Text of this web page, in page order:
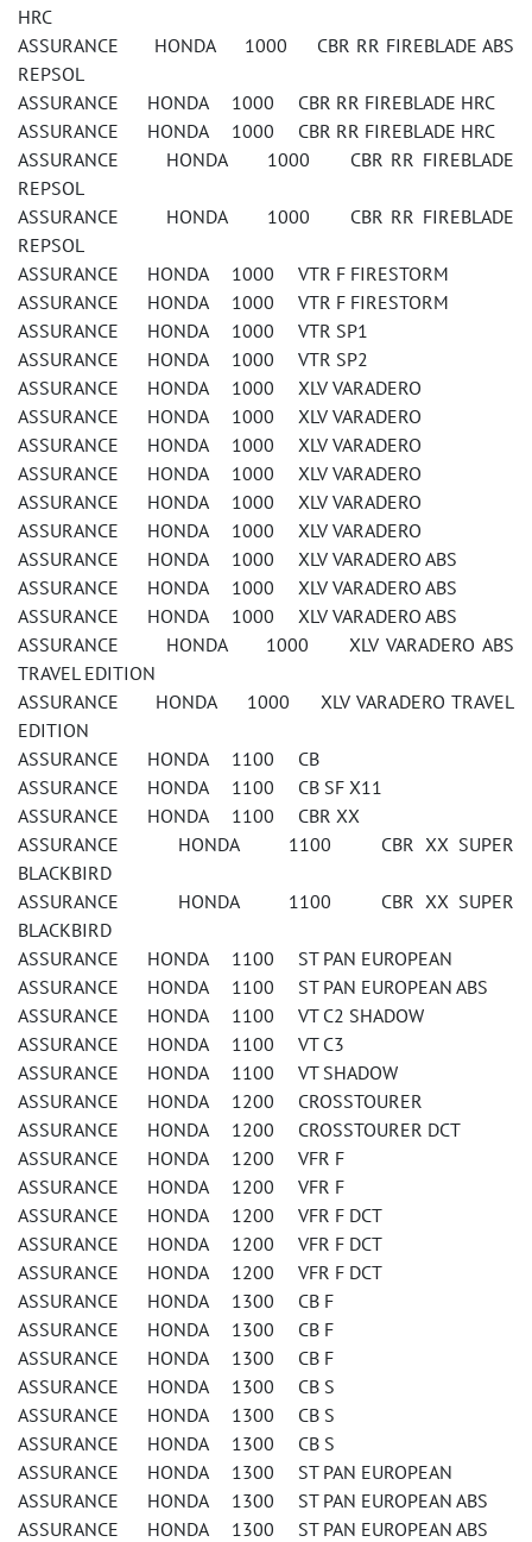
HRC
ASSURANCE HONDA 1000 CBR RR FIREBLADE ABS
REPSOL
ASSURANCE HONDA 1000 CBR RR FIREBLADE HRC
ASSURANCE HONDA 1000 CBR RR FIREBLADE HRC
ASSURANCE HONDA 1000 CBR RR FIREBLADE
REPSOL
ASSURANCE HONDA 1000 CBR RR FIREBLADE
REPSOL
ASSURANCE HONDA 1000 VTR F FIRESTORM
ASSURANCE HONDA 1000 VTR F FIRESTORM
ASSURANCE HONDA 1000 VTR SP1
ASSURANCE HONDA 1000 VTR SP2
ASSURANCE HONDA 1000 XLV VARADERO
ASSURANCE HONDA 1000 XLV VARADERO
ASSURANCE HONDA 1000 XLV VARADERO
ASSURANCE HONDA 1000 XLV VARADERO
ASSURANCE HONDA 1000 XLV VARADERO
ASSURANCE HONDA 1000 XLV VARADERO
ASSURANCE HONDA 1000 XLV VARADERO ABS
ASSURANCE HONDA 1000 XLV VARADERO ABS
ASSURANCE HONDA 1000 XLV VARADERO ABS
ASSURANCE HONDA 1000 XLV VARADERO ABS
TRAVEL EDITION
ASSURANCE HONDA 1000 XLV VARADERO TRAVEL
EDITION
ASSURANCE HONDA 1100 CB
ASSURANCE HONDA 1100 CB SF X11
ASSURANCE HONDA 1100 CBR XX
ASSURANCE HONDA 1100 CBR XX SUPER
BLACKBIRD
ASSURANCE HONDA 1100 CBR XX SUPER
BLACKBIRD
ASSURANCE HONDA 1100 ST PAN EUROPEAN
ASSURANCE HONDA 1100 ST PAN EUROPEAN ABS
ASSURANCE HONDA 1100 VT C2 SHADOW
ASSURANCE HONDA 1100 VT C3
ASSURANCE HONDA 1100 VT SHADOW
ASSURANCE HONDA 1200 CROSSTOURER
ASSURANCE HONDA 1200 CROSSTOURER DCT
ASSURANCE HONDA 1200 VFR F
ASSURANCE HONDA 1200 VFR F
ASSURANCE HONDA 1200 VFR F DCT
ASSURANCE HONDA 1200 VFR F DCT
ASSURANCE HONDA 1200 VFR F DCT
ASSURANCE HONDA 1300 CB F
ASSURANCE HONDA 1300 CB F
ASSURANCE HONDA 1300 CB F
ASSURANCE HONDA 1300 CB S
ASSURANCE HONDA 1300 CB S
ASSURANCE HONDA 1300 CB S
ASSURANCE HONDA 1300 ST PAN EUROPEAN
ASSURANCE HONDA 1300 ST PAN EUROPEAN ABS
ASSURANCE HONDA 1300 ST PAN EUROPEAN ABS